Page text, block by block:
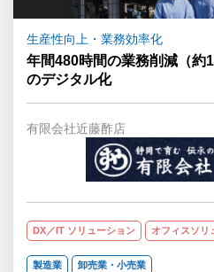
生産性向上・業務効率化
年間480時間の業務削減（約
のデジタル化
有限会社近藤酢店
DX／IT ソリューション オフィスソリ
製造業 卸売業・小売業